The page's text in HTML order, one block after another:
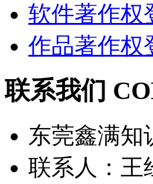
软件著作权
作品著作权
联系我们
东莞鑫满知
联系人：王